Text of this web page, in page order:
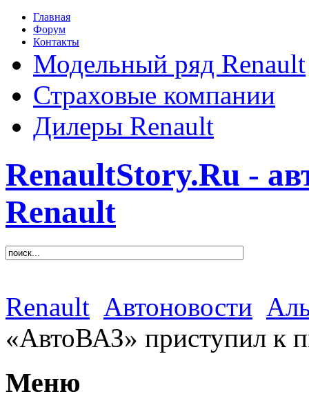
Главная
Форум
Контакты
Модельный ряд Renault
Страховые компании
Дилеры Renault
RenaultStory.Ru -
Renault
Renault Автоновости
«АвтоВАЗ» приступил к
Меню